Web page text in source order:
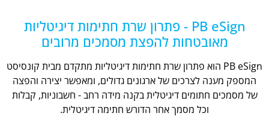
PB eSign - פתרון שרת חתימות דיגיטליות
מאובטחות להפצת מסמכים מרובים
PB eSign הוא פתרון שרת חתימות דיגיטליות מתקדם מבית קונסיסט
המספק מענה לצרכים של ארגונים גדולים, ומאפשר יצירה והפצה
של מסמכים חתומים דיגיטלית בקנה מידה רחב - חשבוניות, קבלות
וכל מסמך אחר הדורש חתימה דיגיטלית.